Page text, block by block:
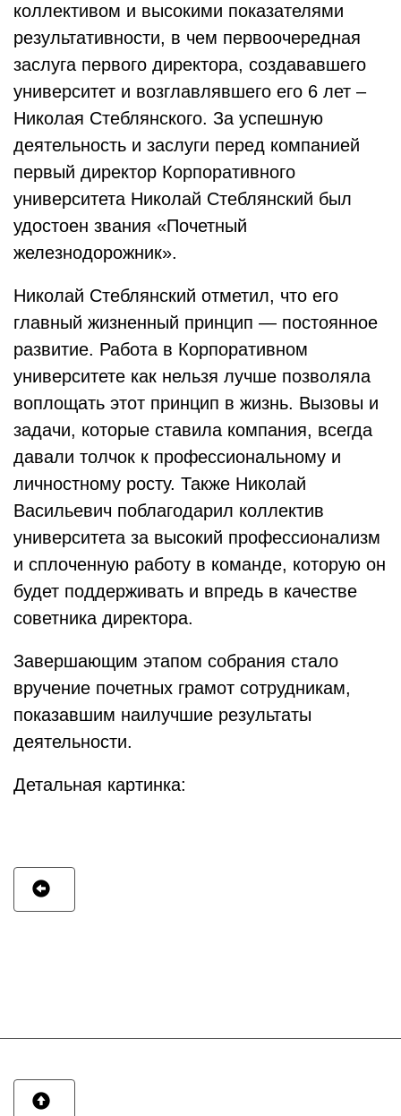
коллективом и высокими показателями
результативности, в чем первоочередная
заслуга первого директора, создававшего
университет и возглавлявшего его 6 лет –
Николая Стеблянского. За успешную
деятельность и заслуги перед компанией
первый директор Корпоративного
университета Николай Стеблянский был
удостоен звания «Почетный
железнодорожник».
Николай Стеблянский отметил, что его
главный жизненный принцип — постоянное
развитие. Работа в Корпоративном
университете как нельзя лучше позволяла
воплощать этот принцип в жизнь. Вызовы и
задачи, которые ставила компания, всегда
давали толчок к профессиональному и
личностному росту. Также Николай
Васильевич поблагодарил коллектив
университета за высокий профессионализм
и сплоченную работу в команде, которую он
будет поддерживать и впредь в качестве
советника директора.
Завершающим этапом собрания стало
вручение почетных грамот сотрудникам,
показавшим наилучшие результаты
деятельности.
Детальная картинка: